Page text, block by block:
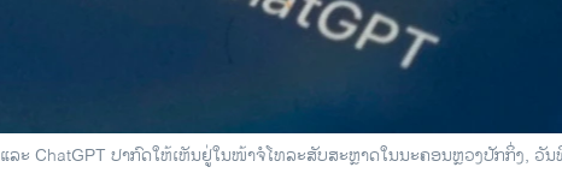
ະ ChatGPT ປາກົດໃຫ້ເຫັນຢູ່ໃນໜ້າຈໍໂທລະສັບສະຫຼາດໃນນະຄອນຫຼວງປັກກິ່ງ, ວັ